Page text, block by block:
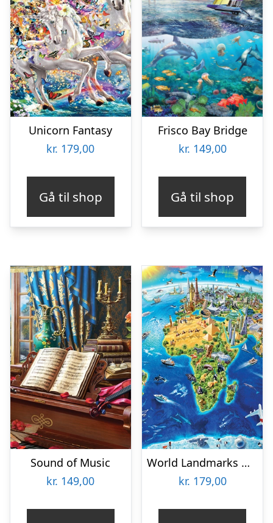
Unicorn Fantasy
kr. 179,00
Gå til shop
Frisco Bay Bridge
kr. 149,00
Gå til shop
Sound of Music
kr. 149,00
World Landmarks Globe
kr. 179,00